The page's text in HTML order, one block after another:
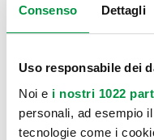
Consenso Dettagli
Uso responsabile dei
Noi e i nostri 1022
personali, ad esempio
tecnologie come i
e una flessibilità
però ha la cucina,
singole.
FURGONATI